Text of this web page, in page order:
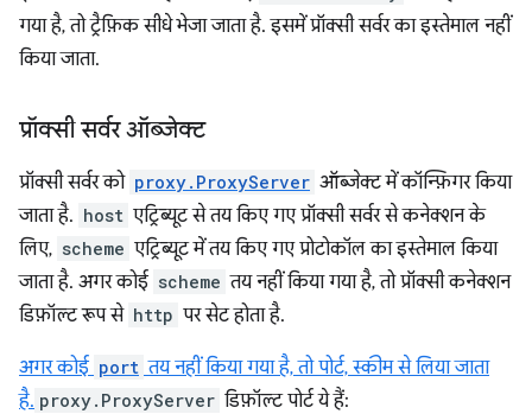
गया है, तो ट्रैफ़िक सीधे भेजा जाता है. इसमें प्रॉक्सी सर्वर का इस्तेमाल नहीं
किया जाता.
प्रॉक्सी सर्वर ऑब्जेक्ट
प्रॉक्सी सर्वर को proxy.ProxyServer ऑब्जेक्ट में कॉन्फ़िगर किया
जाता है. host एट्रिब्यूट से तय किए गए प्रॉक्सी सर्वर से कनेक्शन के
लिए, scheme एट्रिब्यूट में तय किए गए प्रोटोकॉल का इस्तेमाल किया
जाता है. अगर कोई scheme तय नहीं किया गया है, तो प्रॉक्सी कनेक्शन
डिफ़ॉल्ट रूप से http पर सेट होता है.
अगर कोई port तय नहीं किया गया है, तो पोर्ट, स्कीम से लिया जाता
है. proxy.ProxyServer डिफ़ॉल्ट पोर्ट ये हैं: